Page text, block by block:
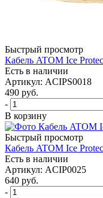
Быстрый просмотр
Кабель ATOM Ice
Есть в наличии
Артикул: ACIPS0018
490 руб.
-
В корзину
Быстрый просмотр
Кабель ATOM Ice
Есть в наличии
Артикул: ACIP0025
640 руб.
-